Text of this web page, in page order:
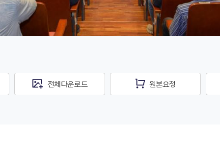
전체다운로드 원본요청